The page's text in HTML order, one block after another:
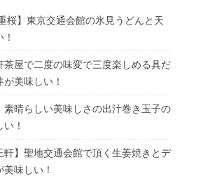
桜】東京交通会館の氷見うどんと天
茶屋で二度の味変で三度楽しめる具だ
美味しい！
素晴らしい美味しさの出汁巻き玉子の
！
軒】聖地交通会館で頂く生姜焼きとデ
味しい！